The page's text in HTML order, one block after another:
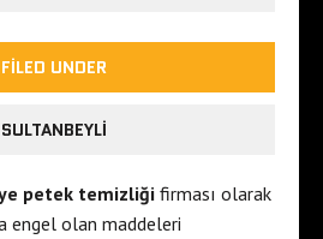
FILED UNDER
SULTANBEYLI
petek temizliği firması olarak
engel olan maddeleri